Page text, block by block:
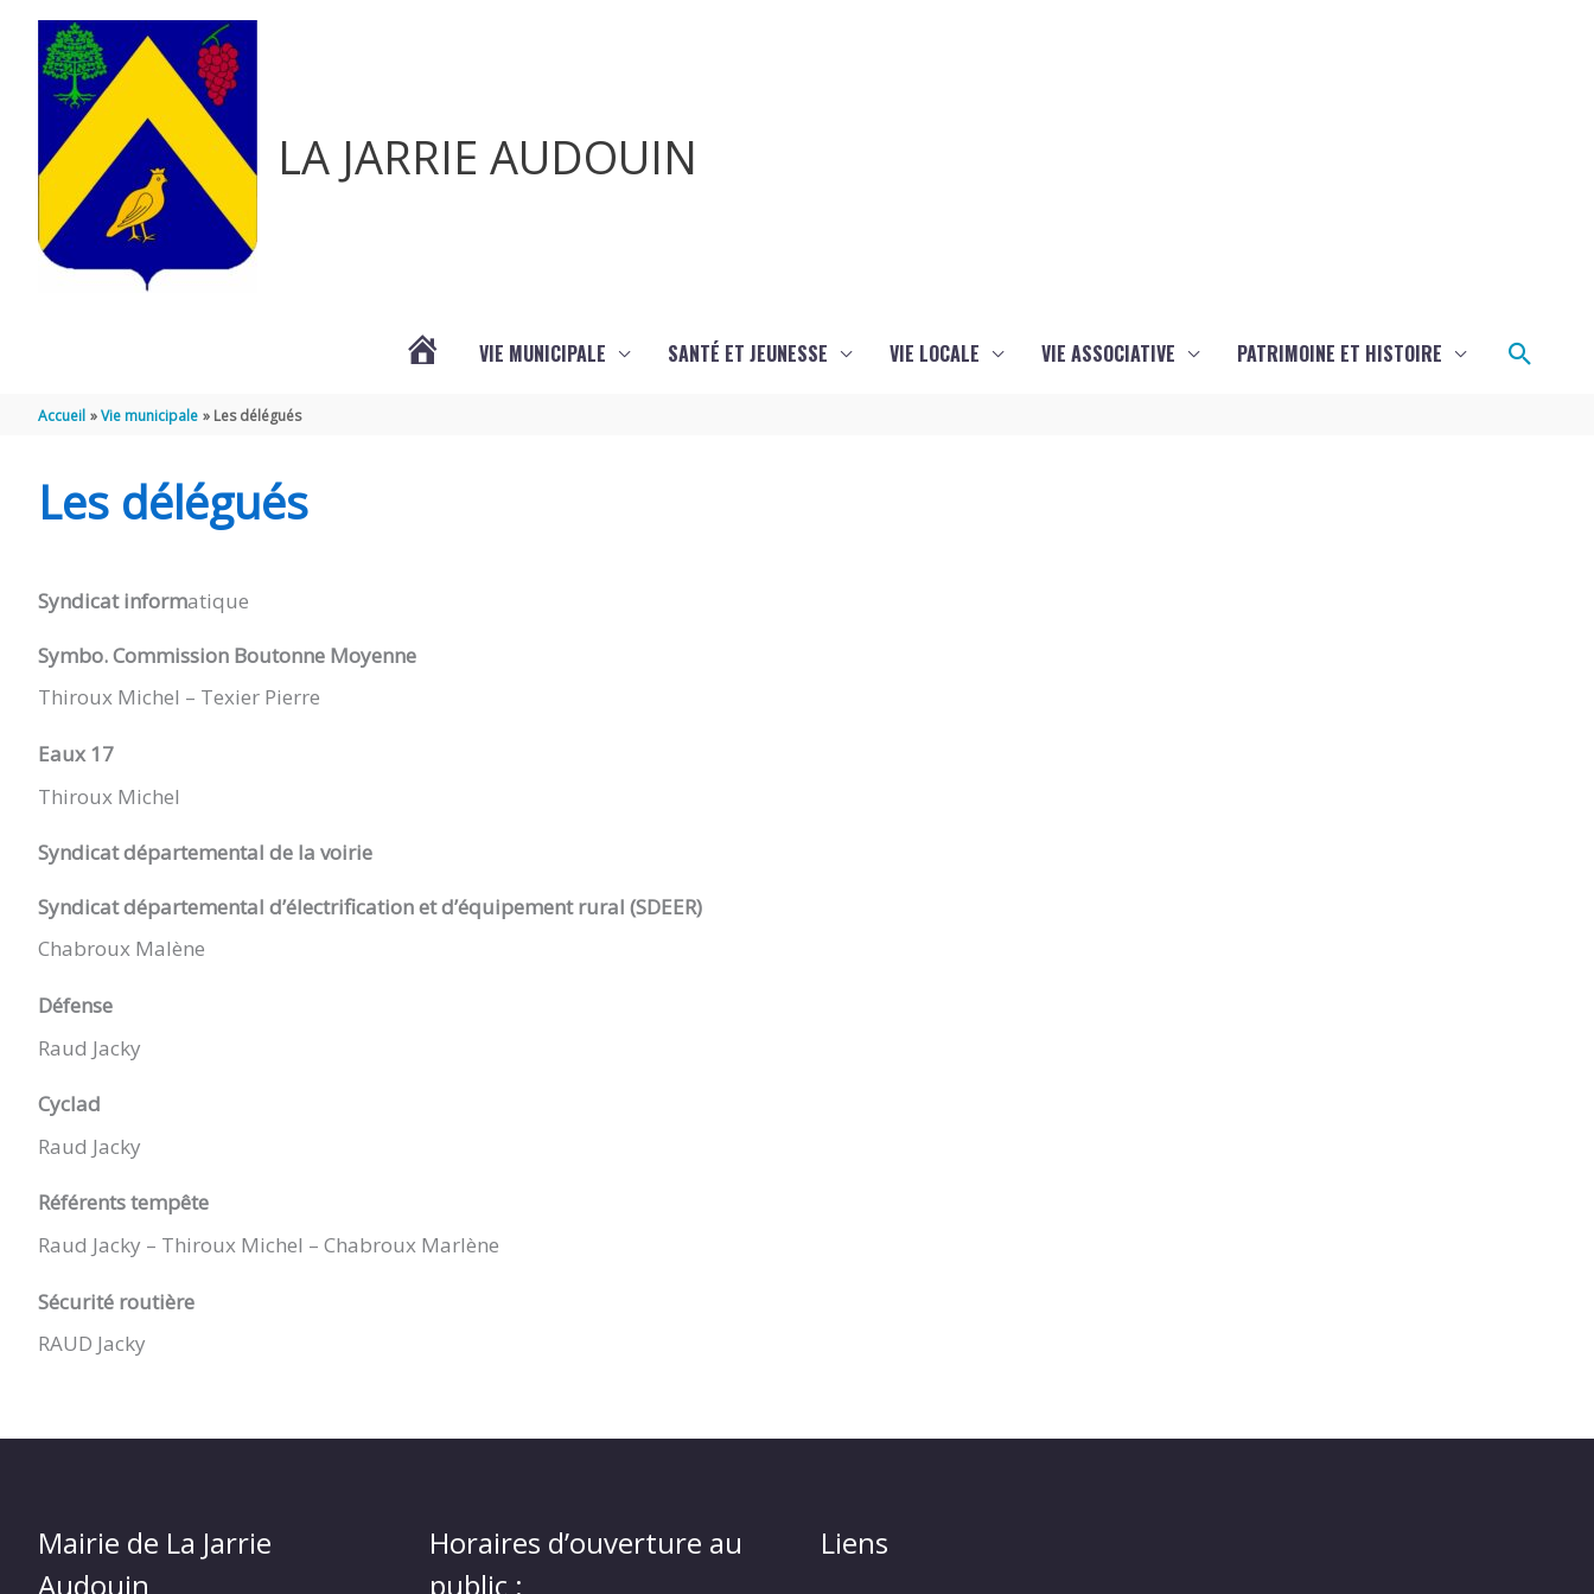
LA JARRIE AUDOUIN
VIE MUNICIPALE SANTÉ ET JEUNESSE VIE LOCALE VIE ASSOCIATIVE PATRIMOINE ET HISTOIRE
Accueil Vie municipale Les délégués
Les délégués
Syndicat informatique
Symbo. Commission Boutonne Moyenne
Thiroux Michel – Texier Pierre
Eaux 17
Thiroux Michel
Syndicat départemental de la voirie
Syndicat départemental d’électrification et d’équipement rural (SDEER)
Chabroux Malène
Défense
Raud Jacky
Cyclad
Raud Jacky
Référents tempête
Raud Jacky – Thiroux Michel – Chabroux Marlène
Sécurité routière
RAUD Jacky
Mairie de La Jarrie
Audouin
Horaires d’ouverture au
public :
Liens